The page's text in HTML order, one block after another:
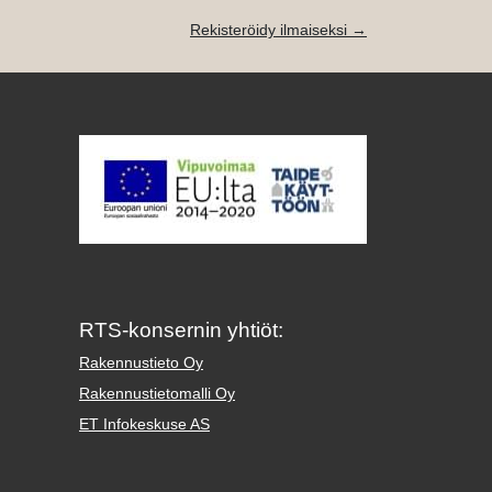
Rekisteröidy ilmaiseksi →
RTS-konsernin yhtiöt:
Rakennustieto Oy
Rakennustietomalli Oy
ET Infokeskuse AS